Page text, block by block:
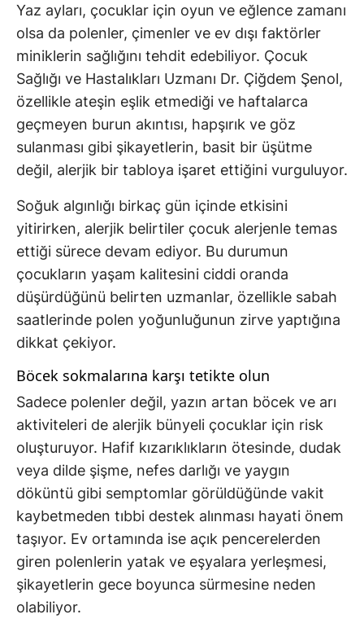
Yaz ayları, çocuklar için oyun ve eğlence zamanı
olsa da polenler, çimenler ve ev dışı faktörler
miniklerin sağlığını tehdit edebiliyor. Çocuk
Sağlığı ve Hastalıkları Uzmanı Dr. Çiğdem Şenol,
özellikle ateşin eşlik etmediği ve haftalarca
geçmeyen burun akıntısı, hapşırık ve göz
sulanması gibi şikayetlerin, basit bir üşütme
değil, alerjik bir tabloya işaret ettiğini vurguluyor.
Soğuk algınlığı birkaç gün içinde etkisini
yitirirken, alerjik belirtiler çocuk alerjenle temas
ettiği sürece devam ediyor. Bu durumun
çocukların yaşam kalitesini ciddi oranda
düşürdüğünü belirten uzmanlar, özellikle sabah
saatlerinde polen yoğunluğunun zirve yaptığına
dikkat çekiyor.
Böcek sokmalarına karşı tetikte olun
Sadece polenler değil, yazın artan böcek ve arı
aktiviteleri de alerjik bünyeli çocuklar için risk
oluşturuyor. Hafif kızarıklıkların ötesinde, dudak
veya dilde şişme, nefes darlığı ve yaygın
döküntü gibi semptomlar görüldüğünde vakit
kaybetmeden tıbbi destek alınması hayati önem
taşıyor. Ev ortamında ise açık pencerelerden
giren polenlerin yatak ve eşyalara yerleşmesi,
şikayetlerin gece boyunca sürmesine neden
olabiliyor.